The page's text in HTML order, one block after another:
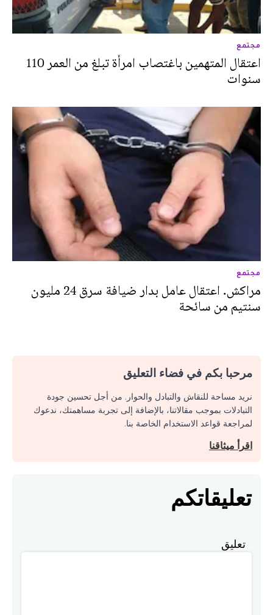
مجتمع
اعتقال المتهمين باغتصاب امرأة تبلغ من العمر 110
سنوات
مجتمع
مراكش. اعتقال عامل بدار ضيافة سرق 24 مليون
سنتيم من سائحة
مرحبا بكم في فضاء التعليق
نريد مساحة للنقاش والتبادل والحوار. من أجل تحسين جودة
التبادلات بموجب مقالاتنا، بالإضافة إلى تجربة مساهمتك، ندعوك
لمراجعة قواعد الاستخدام الخاصة بنا.
اقرأ ميثاقنا
تعليقاتكم
تعليق